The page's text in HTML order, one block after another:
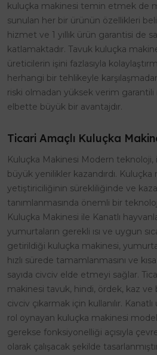
kuluçka makinesi temin etmek de
sunulan her bir ürünün özellikleri
hizmet ve 1 yıllık ürün garantisi de
katlamaktadır. Tavuk kuluçka
üreticilerin işini fazlasıyla
herhangi bir tehlikeyle
riski olmadan yüksek verim
elbette büyük bir avantajdır.
Ticari Amaçlı Kuluçka
Kuluçka Makinesi Modern teknoloji,
büyük yenilikler kazandırdı. Kuluçka
yetiştiriciliğinin sürekliliğinde ve
tanımlanmasında önemli bir
Kuluçka Makinesi ile Kanatlı
yumurtaların gerekli ısı ve uygun
getirildiği kuluçka makinesi,
hızlı sürede tamamlanmasını ve
sayıda civciv elde etmeyi sağlar.
makinesi tavuk, hindi, ördek, kaz ve
civciv çıkarmak için kullanılır.
rol oynayan kuluçka makinesi
gerekse fonksiyonelliği açısıyla
olarak çalışacak şekilde